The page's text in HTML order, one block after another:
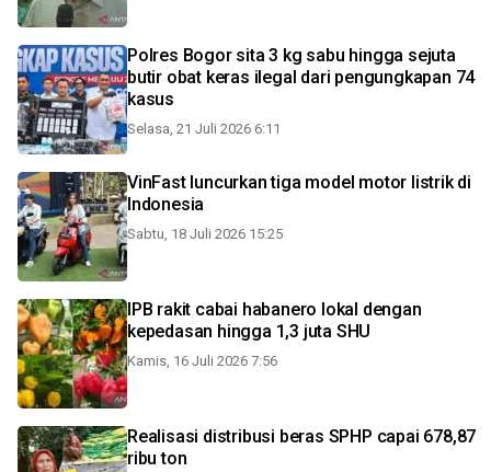
Polres Bogor sita 3 kg sabu hingga sejuta
butir obat keras ilegal dari pengungkapan 74
kasus
Selasa, 21 Juli 2026 6:11
VinFast luncurkan tiga model motor listrik di
Indonesia
Sabtu, 18 Juli 2026 15:25
IPB rakit cabai habanero lokal dengan
kepedasan hingga 1,3 juta SHU
Kamis, 16 Juli 2026 7:56
Realisasi distribusi beras SPHP capai 678,87
ribu ton